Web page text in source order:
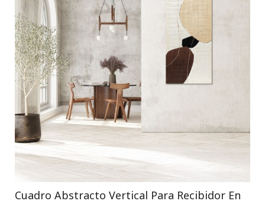
Cuadro Abstracto Vertical Para Recibidor En